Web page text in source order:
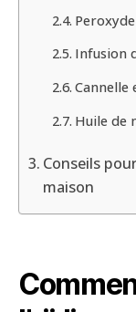
Infusion
Cannelle
Huile de
Conseils
maison